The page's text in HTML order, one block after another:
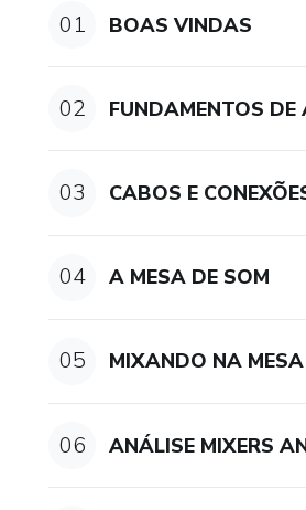
01 BOAS VINDAS
02 FUNDAMENTOS DE
03 CABOS E
04 A MESA DE SOM
05 MIXANDO NA
06 ANÁLISE MIXERS